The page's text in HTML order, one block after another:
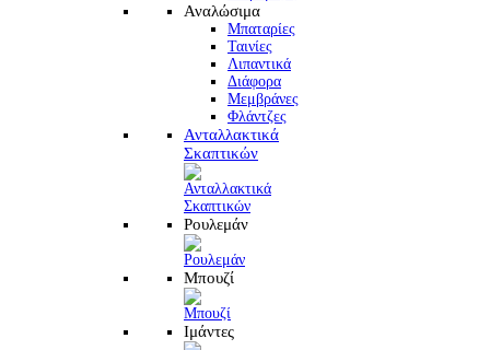
Αναλώσιμα
Μπαταρίες
Ταινίες
Λιπαντικά
Διάφορα
Μεμβράνες
Φλάντζες
Ανταλλακτικά
Σκαπτικών
Ρουλεμάν
Μπουζί
Ιμάντες